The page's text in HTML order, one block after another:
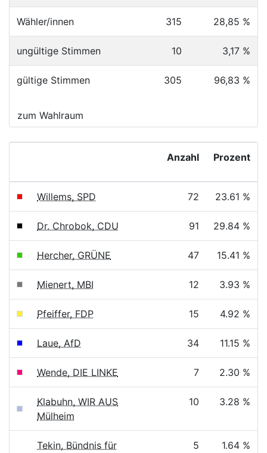
Wähler/innen 315 28,85 %
ungültige Stimmen 10 3,17 %
gültige Stimmen 305 96,83 %
zum Wahlraum
Anzahl Prozent
Willems, SPD 72 23.61 %
Dr. Chrobok, CDU 91 29.84 %
Hercher, GRÜNE 47 15.41 %
Mienert, MBI 12 3.93 %
Pfeiffer, FDP 15 4.92 %
Laue, AfD 34 11.15 %
Wende, DIE LINKE 7 2.30 %
Klabuhn, WIR AUS
Mülheim
10 3.28 %
Tekin, Bündnis für
5 1.64 %